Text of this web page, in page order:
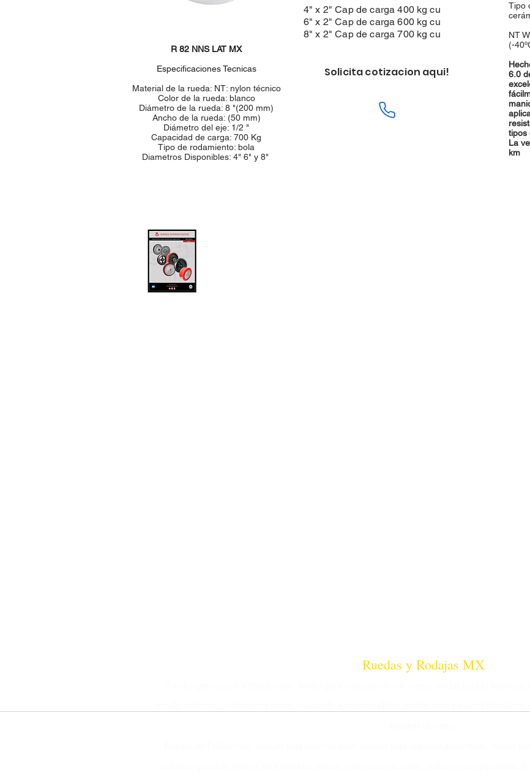
R 82 NNS LAT MX
Especificaciones Tecnicas
Material de la rueda: NT: nylon técnico
Color de la rueda: blanco
Diámetro de la rueda: 8 "(200 mm)
Ancho de la rueda: (50 mm)
Diámetro del eje: 1/2 "
Capacidad de carga: 700 Kg
Tipo de rodamiento: bola
Diametros Disponibles: 4" 6" y 8"
4" x 2" Cap de carga 400 kg cu
6" x 2" Cap de carga 600 kg cu
8" x 2" Cap de carga 700 kg cu
Solicita cotizacion aqui!
Tipo
NT
(-
6.0
tipos
La
km
Ruedas y Rodajas MX